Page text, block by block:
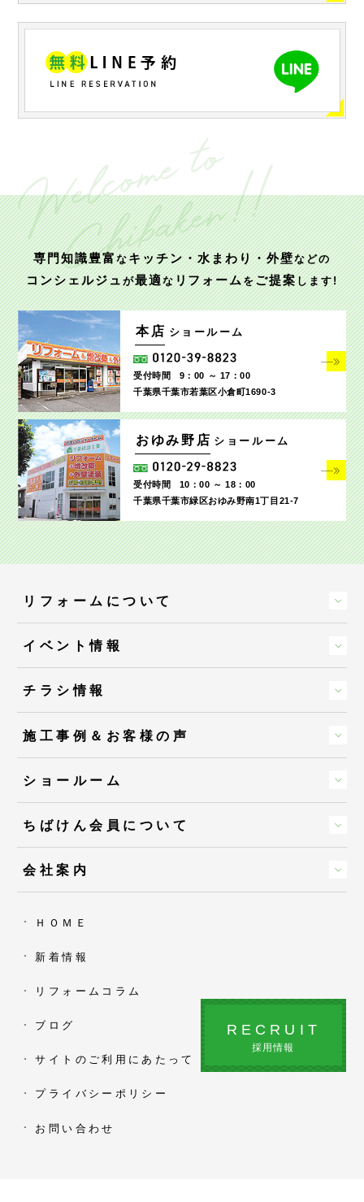
専門知識豊富なキッチン・水まわり・外壁などの
コンシェルジュが最適なリフォームをご提案します!
本店 ショールーム
受付時間
9：00 ～ 17：00
千葉県千葉市若葉区小倉町1690‐3
おゆみ野店 ショールーム
受付時間
10：00 ～ 18：00
千葉県千葉市緑区おゆみ野南1丁目21-7
リフォームについて
イベント情報
チラシ情報
施工事例＆お客様の声
ショールーム
ちばけん会員について
会社案内
ＨＯＭＥ
新着情報
リフォームコラム
ブログ
サイトのご利用にあたって
プライバシーポリシー
お問い合わせ
RECRUIT
採用情報